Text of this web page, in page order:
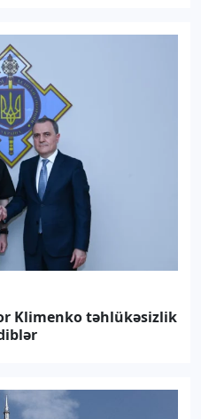
Klimenko təhlükəsizlik